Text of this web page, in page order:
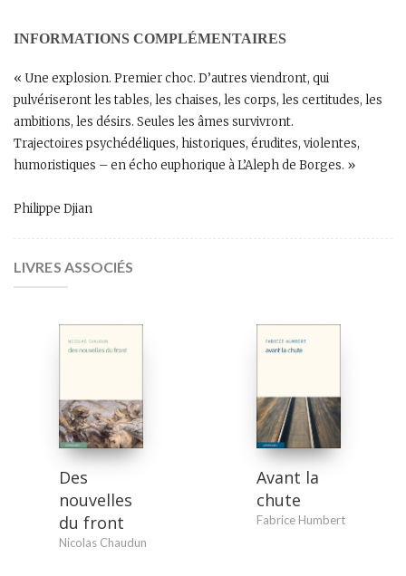
INFORMATIONS COMPLÉMENTAIRES
« Une explosion. Premier choc. D’autres viendront, qui
pulvériseront les tables, les chaises, les corps, les certitudes, les
ambitions, les désirs. Seules les âmes survivront.
Trajectoires psychédéliques, historiques, érudites, violentes,
humoristiques – en écho euphorique à L’Aleph de Borges. »
Philippe Djian
LIVRES ASSOCIÉS
Des
nouvelles
du front
Nicolas Chaudun
Avant la
chute
Fabrice Humbert